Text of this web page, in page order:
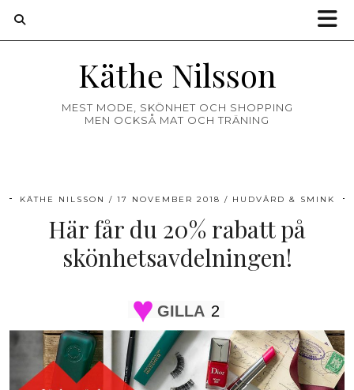
Käthe Nilsson
MEST MODE, SKÖNHET OCH SHOPPING
MEN OCKSÅ MAT OCH TRÄNING
KÄTHE NILSSON 17 NOVEMBER 2018 HUDVÅRD & SMINK
Här får du 20% rabatt på
skönhetsavdelningen!
GILLA 2